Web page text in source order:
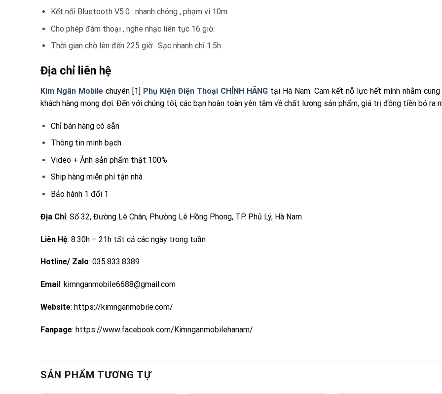
Kết nối Bluetooth V5.0 : nhanh chóng , phạm vi 10m
Cho phép đàm thoại , nghe nhạc liên tục 16 giờ.
Thời gian chờ lên đến 225 giờ . Sạc nhanh chỉ 1.5h
Địa chỉ liên hệ
Kim Ngân Mobile chuyên [1] Phụ Kiện Điện Thoại CHÍNH HÃNG tại Hà Nam. Cam kết nỗ lực hết mình nhằm
khách hàng mong đợi. Đến với chúng tôi, các bạn hoàn toàn yên tâm về chất lượng sản phẩm, giá trị đồng tiền bỏ
Chỉ bán hàng có sẵn
Thông tin minh bạch
Video + Ảnh sản phẩm thật 100%
Ship hàng miễn phí tận nhà
Bảo hành 1 đổi 1
Địa Chỉ: Số 32, Đường Lê Chân, Phường Lê Hồng Phong, TP. Phủ Lý, Hà Nam
Liên Hệ: 8.30h – 21h tất cả các ngày trong tuần
Hotline/ Zalo: 035.833.8389
Email : kimnganmobile6688@gmail.com
Website: https://kimnganmobile.com/
Fanpage: https://www.facebook.com/Kimnganmobilehanam/
SẢN PHẨM TƯƠNG TỰ